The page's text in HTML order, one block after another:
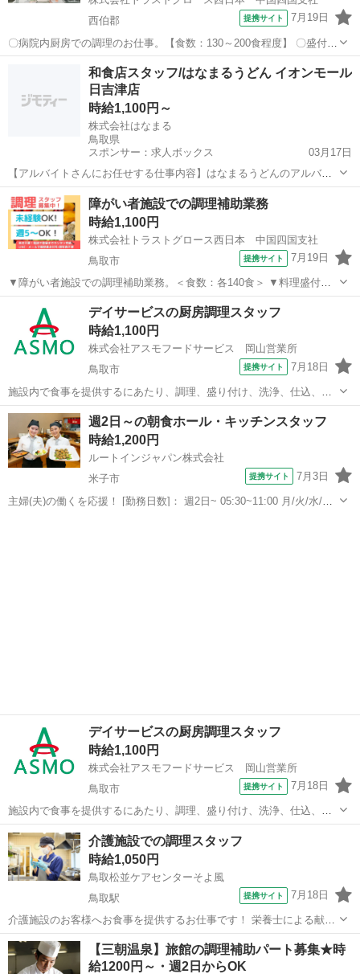
西伯郡
提携サイト 7月19日
〇病院内厨房での調理のお仕事。【食数：130～200食程度】 〇盛付
け・配膳・仕込み・食器洗浄・掃除 等。 ●難しい調理作業はなく、
病院給食調理のお仕事が初めての方でも大丈夫！ ●もちろん経験者歓
迎！ ［必須資格］ ◇...
西伯郡 キッチン
和食店スタッフ/はなまるうどん イオンモール
日吉津店
時給1,100円～
株式会社はなまる
鳥取県
スポンサー：求人ボックス
03月17日
【アルバイトさんにお任せする仕事内容】はなまるうどんのアルバイ
ト セルフ方式のうどん屋「はなまるうどん」で、うどんの製造と接客
をお任せ! はなまるうどんでは充実した研修とトレーニングガイドがあ
るから、飲食店で働いたことがない方も安...
アルバイト・パート
障がい者施設での調理補助業務
時給1,100円
株式会社トラストグロース西日本 中国四国支社
鳥取市
提携サイト 7月19日
▼障がい者施設での調理補助業務。＜食数：各140食＞ ▼料理盛付
け・食器洗浄 等もくもく作業。 ※食器洗浄：業務用ベルトコンベア
式食器洗浄機使用。 ▼制服：貸与あり。 〇20代-60代職員活躍中。
【必須資格・条件】 ◇...
キッチン
デイサービスの厨房調理スタッフ
時給1,100円
株式会社アスモフードサービス 岡山営業所
鳥取市
提携サイト 7月18日
施設内で食事を提供するにあたり、調理、盛り付け、洗浄、仕込、清
掃などの厨房内業務となります。 パート ◇各種手当 ◇随時昇給 ◇食
事補助 ◇制服貸与 ◇交通費支給(月2万円迄) ◇車通勤応相談 ・調理師
免許または栄養士...
鳥取 鳥取市 キッチン
週2日～の朝食ホール・キッチンスタッフ
時給1,200円
ルートインジャパン株式会社
米子市
提携サイト 7月3日
主婦(夫)の働くを応援！ [勤務日数]： 週2日~ 05:30~11:00 月/火/水/木/
デイサービスの厨房調理スタッフ
時給1,100円
株式会社アスモフードサービス 岡山営業所
鳥取市
提携サイト 7月18日
施設内で食事を提供するにあたり、調理、盛り付け、洗浄、仕込、清
掃などの厨房内業務となります。 パート ◇各種手当 ◇随時昇給 ◇食
事補助 ◇制服貸与 ◇交通費支給(月2万円迄) ◇車通勤応相談 ・調理師
免許または栄養士...
鳥取 鳥取市 キッチン
介護施設での調理スタッフ
時給1,050円
鳥取松並ケアセンターそよ風
鳥取駅
提携サイト 7月18日
介護施設のお客様へお食事を提供するお仕事です！ 栄養士による献立
をもとに、調理業務等をお願いします。 ・調理業務全般 ・食材の検
品、在庫管理 ・配膳下膳、食器類の洗浄 ・厨房内の清掃、衛生管理
・帳票類の作成、管理 ※時間に...
鳥取 鳥取市 鳥取駅 キッチン
【三朝温泉】旅館の調理補助パート募集★時
給1200円～・週2日からOK